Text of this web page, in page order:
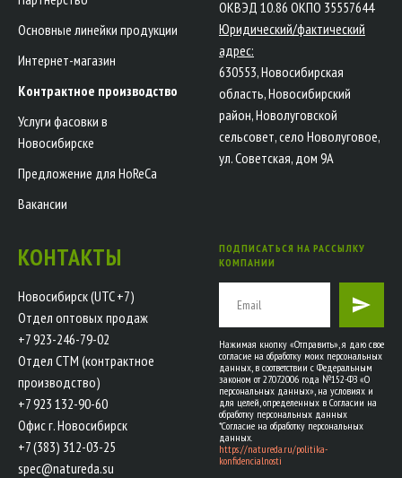
Основные линейки продукции
Интернет-магазин
Контрактное производство
Услуги фасовки в
Новосибирске
Предложение для HoReCa
Вакансии
ОКВЭД 10.86 ОКПО 35557644
Юридический/фактический
адрес:
630553, Новосибирская
область, Новосибирский
район, Новолуговской
сельсовет, село Новолуговое,
ул. Советская, дом 9А
КОНТАКТЫ
Новосибирск (UTC +7)
Отдел оптовых продаж
+7 923-246-79-02
Отдел СТМ (контрактное
производство)
+7 923 132-90-60
Офис г. Новосибирск
+7 (383) 312-03-25
spec@natureda.su
ПОДПИСАТЬСЯ НА РАССЫЛКУ
КОМПАНИИ
Нажимая кнопку «Отправить», я даю свое
согласие на обработку моих персональных
данных, в соответствии с Федеральным
законом от 27.07.2006 года №152-ФЗ «О
персональных данных», на условиях и
для целей, определенных в Согласии на
обработку персональных данных
*Согласие на обработку персональных
данных.
https://natureda.ru/politika-
konfidencialnosti